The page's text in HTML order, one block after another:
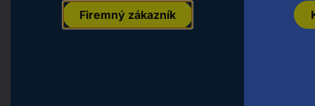
Firemný zákazník
0000042022770 Označenie výrobcu: Objednávacie